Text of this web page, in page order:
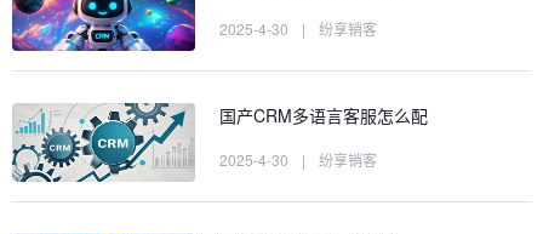
2025-4-30 | 纷享销客
国产CRM多语言客服怎么配
2025-4-30 | 纷享销客